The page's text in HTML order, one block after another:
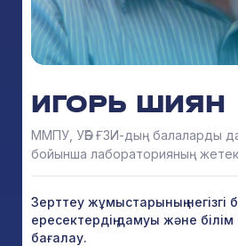
ИГОРЬ ШИЯН
ММПУ, УӘБ ҒЗИ-дың балаларды
бойынша лабораторияның
Зерттеу жұмыстарының негізгі
ересектердің дамуы және
бағалау.